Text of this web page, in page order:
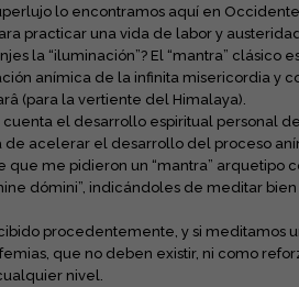
lo encontramos aquí en
practicar una vida de labor y
la “iluminación”? El “mantra” clásico
anímica de la infinita misericordia y
(para la vertiente del Himalaya).
el desarrollo espiritual personal
de acelerar el desarrollo del proceso
que me pidieron un “mantra” arquetipo
dómini”, indicándoles de meditar
procedentemente, y si
que no deben existir, ni como
nivel.